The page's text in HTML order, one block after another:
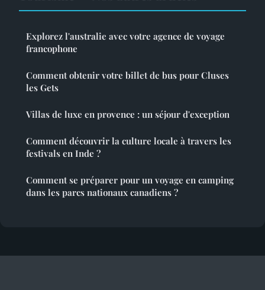
Explorez l'australie avec votre agence de voyage
francophone
Comment obtenir votre billet de bus pour Cluses
les Gets
Villas de luxe en provence : un séjour d'exception
Comment découvrir la culture locale à travers les
festivals en Inde ?
Comment se préparer pour un voyage en camping
dans les parcs nationaux canadiens ?